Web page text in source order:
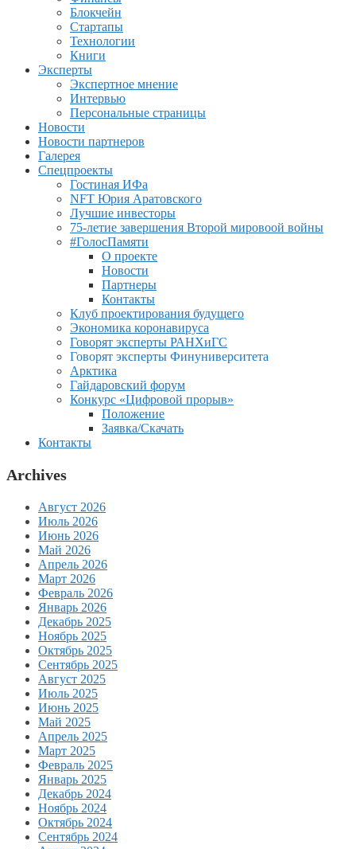
Блокчейн
Стартапы
Технологии
Книги
Эксперты
Экспертное мнение
Интервью
Персональные страницы
Новости
Новости партнеров
Галерея
Спецпроекты
Гостиная ИФа
NFT Юрия Аратовского
Лучшие инвесторы
75-летие завершения Второй мировоой войны
#ГолосПамяти
О проекте
Новости
Партнеры
Контакты
Клуб проектирования будущего
Экономика коронавируса
Говорят эксперты РАНХиГС
Говорят эксперты Финуниверситета
Арктика
Гайдаровский форум
Конкурс «Цифровой прорыв»
Положение
Заявка/Скачать
Контакты
Archives
Август 2026
Июль 2026
Июнь 2026
Май 2026
Апрель 2026
Март 2026
Февраль 2026
Январь 2026
Декабрь 2025
Ноябрь 2025
Октябрь 2025
Сентябрь 2025
Август 2025
Июль 2025
Июнь 2025
Май 2025
Апрель 2025
Март 2025
Февраль 2025
Январь 2025
Декабрь 2024
Ноябрь 2024
Октябрь 2024
Сентябрь 2024